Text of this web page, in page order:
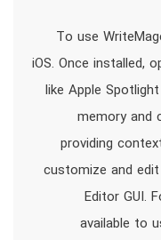
To use
iOS. Once installed,
like Apple
memory and
providing
customize and
Editor GUI.
available to